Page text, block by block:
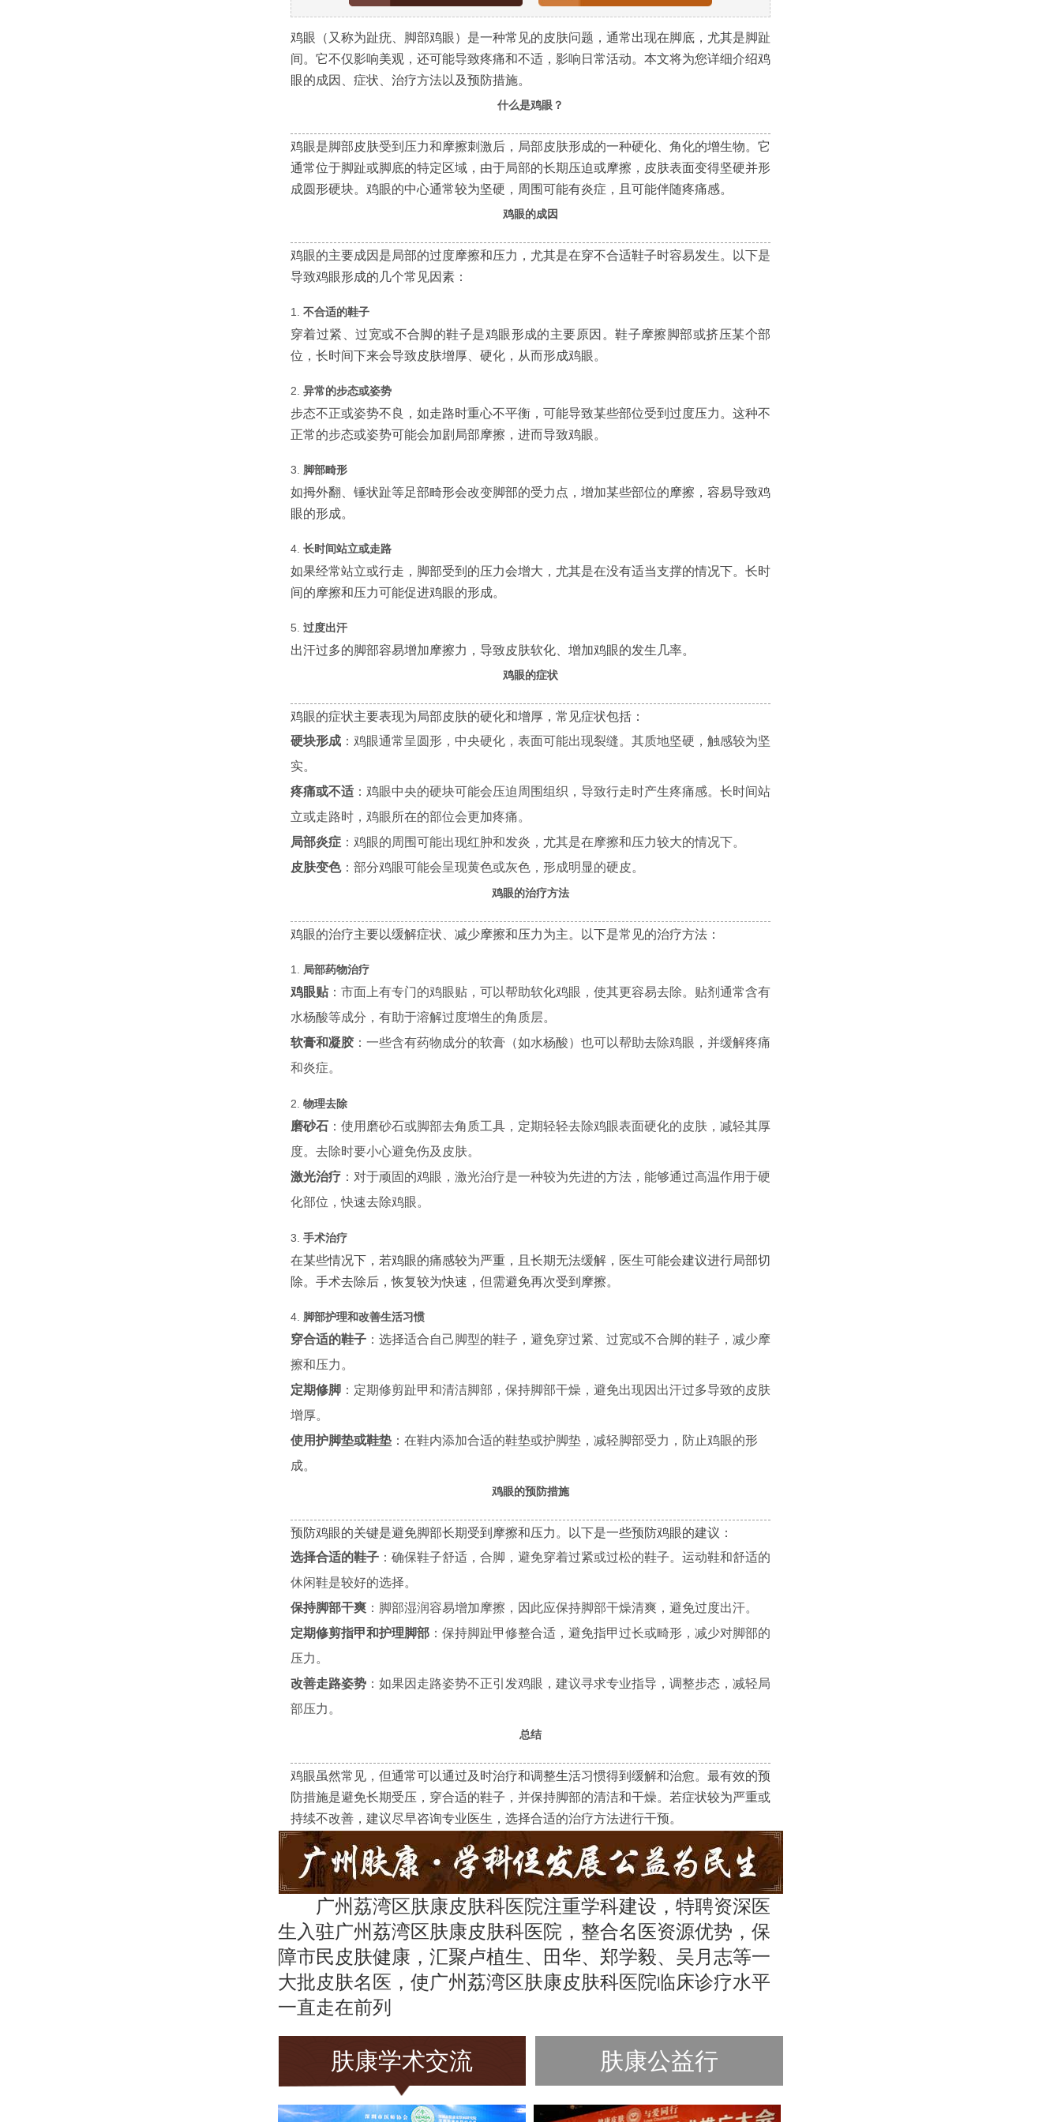
鸡眼（又称为趾疣、脚部鸡眼）是一种常见的皮肤问题，通常出现在脚底，尤其是脚趾
间。它不仅影响美观，还可能导致疼痛和不适，影响日常活动。本文将为您详细介绍鸡
眼的成因、症状、治疗方法以及预防措施。
什么是鸡眼？
鸡眼是脚部皮肤受到压力和摩擦刺激后，局部皮肤形成的一种硬化、角化的增生物。它
通常位于脚趾或脚底的特定区域，由于局部的长期压迫或摩擦，皮肤表面变得坚硬并形
成圆形硬块。鸡眼的中心通常较为坚硬，周围可能有炎症，且可能伴随疼痛感。
鸡眼的成因
鸡眼的主要成因是局部的过度摩擦和压力，尤其是在穿不合适鞋子时容易发生。以下是
导致鸡眼形成的几个常见因素：
1. 不合适的鞋子
穿着过紧、过宽或不合脚的鞋子是鸡眼形成的主要原因。鞋子摩擦脚部或挤压某个部
位，长时间下来会导致皮肤增厚、硬化，从而形成鸡眼。
2. 异常的步态或姿势
步态不正或姿势不良，如走路时重心不平衡，可能导致某些部位受到过度压力。这种不
正常的步态或姿势可能会加剧局部摩擦，进而导致鸡眼。
3. 脚部畸形
如拇外翻、锤状趾等足部畸形会改变脚部的受力点，增加某些部位的摩擦，容易导致鸡
眼的形成。
4. 长时间站立或走路
如果经常站立或行走，脚部受到的压力会增大，尤其是在没有适当支撑的情况下。长时
间的摩擦和压力可能促进鸡眼的形成。
5. 过度出汗
出汗过多的脚部容易增加摩擦力，导致皮肤软化、增加鸡眼的发生几率。
鸡眼的症状
鸡眼的症状主要表现为局部皮肤的硬化和增厚，常见症状包括：
硬块形成 ：鸡眼通常呈圆形，中央硬化，表面可能出现裂缝。其质地坚硬，触感较为坚
实。
疼痛或不适 ：鸡眼中央的硬块可能会压迫周围组织，导致行走时产生疼痛感。长时间站
立或走路时，鸡眼所在的部位会更加疼痛。
局部炎症 ：鸡眼的周围可能出现红肿和发炎，尤其是在摩擦和压力较大的情况下。
皮肤变色：部分鸡眼可能会呈现黄色或灰色，形成明显的硬皮。
鸡眼的治疗方法
鸡眼的治疗主要以缓解症状、减少摩擦和压力为主。以下是常见的治疗方法：
1. 局部药物治疗
鸡眼贴：市面上有专门的鸡眼贴，可以帮助软化鸡眼，使其更容易去除。贴剂通常含有
水杨酸等成分，有助于溶解过度增生的角质层。
软膏和凝胶 ：一些含有药物成分的软膏（如水杨酸）也可以帮助去除鸡眼，并缓解疼痛
和炎症。
2. 物理去除
磨砂石 ：使用磨砂石或脚部去角质工具，定期轻轻去除鸡眼表面硬化的皮肤，减轻其厚
度。去除时要小心避免伤及皮肤。
激光治疗 ：对于顽固的鸡眼，激光治疗是一种较为先进的方法，能够通过高温作用于硬
化部位，快速去除鸡眼。
3. 手术治疗
在某些情况下，若鸡眼的痛感较为严重，且长期无法缓解，医生可能会建议进行局部切
除。手术去除后，恢复较为快速，但需避免再次受到摩擦。
4. 脚部护理和改善生活习惯
穿合适的鞋子 ：选择适合自己脚型的鞋子，避免穿过紧、过宽或不合脚的鞋子，减少摩
擦和压力。
定期修脚 ：定期修剪趾甲和清洁脚部，保持脚部干燥，避免出现因出汗过多导致的皮肤
增厚。
使用护脚垫或鞋垫 ：在鞋内添加合适的鞋垫或护脚垫，减轻脚部受力，防止鸡眼的形
成。
鸡眼的预防措施
预防鸡眼的关键是避免脚部长期受到摩擦和压力。以下是一些预防鸡眼的建议：
选择合适的鞋子 ：确保鞋子舒适，合脚，避免穿着过紧或过松的鞋子。运动鞋和舒适的
休闲鞋是较好的选择。
保持脚部干爽 ：脚部湿润容易增加摩擦，因此应保持脚部干燥清爽，避免过度出汗。
定期修剪指甲和护理脚部 ：保持脚趾甲修整合适，避免指甲过长或畸形，减少对脚部的
压力。
改善走路姿势 ：如果因走路姿势不正引发鸡眼，建议寻求专业指导，调整步态，减轻局
部压力。
总结
鸡眼虽然常见，但通常可以通过及时治疗和调整生活习惯得到缓解和治愈。最有效的预
防措施是避免长期受压，穿合适的鞋子，并保持脚部的清洁和干燥。若症状较为严重或
持续不改善，建议尽早咨询专业医生，选择合适的治疗方法进行干预。
广州荔湾区肤康皮肤科医院注重学科建设，特聘资深医
生入驻广州荔湾区肤康皮肤科医院，整合名医资源优势，保
障市民皮肤健康，汇聚卢植生、田华、郑学毅、吴月志等一
大批皮肤名医，使广州荔湾区肤康皮肤科医院临床诊疗水平
一直走在前列
肤康学术交流 肤康公益行